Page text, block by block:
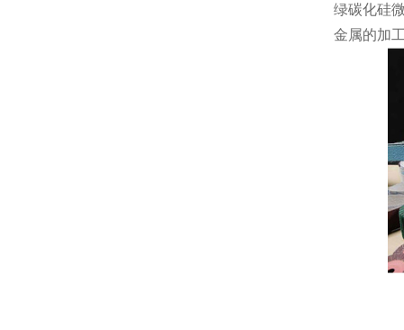
绿碳化硅
金属的加